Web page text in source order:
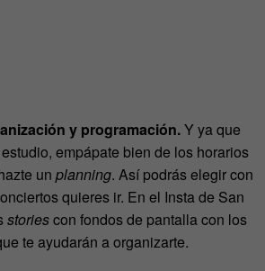
y programación.Y ya que
empápate bien de los horarios
un planning. Así podrás elegir con
quieres ir. En el Insta de San
storiescon fondos de pantalla con los
te ayudarán a organizarte.